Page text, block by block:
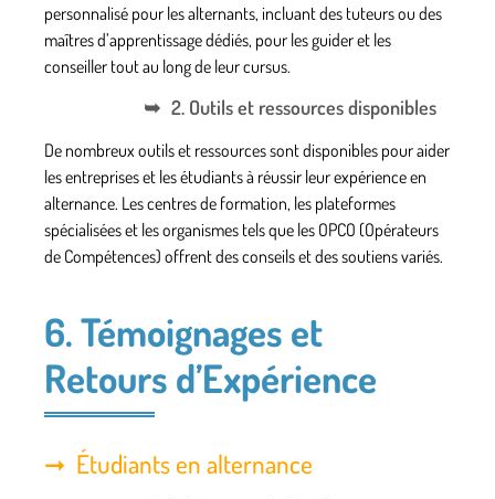
personnalisé pour les alternants, incluant des tuteurs ou des
maîtres d’apprentissage dédiés, pour les guider et les
conseiller tout au long de leur cursus.
2. Outils et ressources disponibles
De nombreux outils et ressources sont disponibles pour aider
les entreprises et les étudiants à réussir leur expérience en
alternance. Les centres de formation, les plateformes
spécialisées et les organismes tels que les OPCO (Opérateurs
de Compétences) offrent des conseils et des soutiens variés.
6. Témoignages et
Retours d’Expérience
Étudiants en alternance